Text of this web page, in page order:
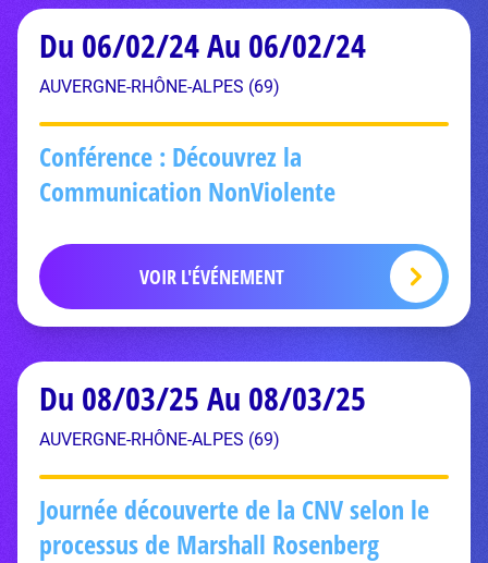
Du 06/02/24 Au 06/02/24
AUVERGNE-RHÔNE-ALPES (69)
Conférence : Découvrez la
Communication NonViolente
VOIR L'ÉVÉNEMENT
Du 08/03/25 Au 08/03/25
AUVERGNE-RHÔNE-ALPES (69)
Journée découverte de la CNV selon le
processus de Marshall Rosenberg